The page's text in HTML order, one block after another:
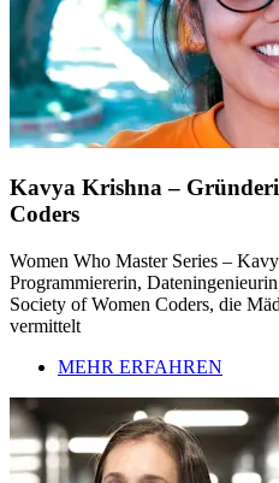
Kavya Krishna –
Coders
Women Who Master Series –
Programmiererin,
Society of Women Coders, die
vermittelt
MEHR ERFAHREN